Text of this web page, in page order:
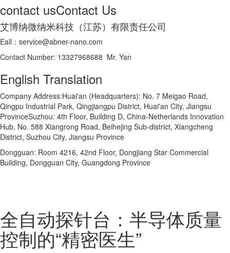
contact usContact Us
艾博纳微纳米科技（江苏）有限责任公司
Eall：service@abner-nano.com
Contact Number: 13327968688 Mr. Yan
English Translation
Company Address:Huai'an (Headquarters): No. 7 Meigao Road,
Qingpu Industrial Park, Qingjiangpu District, Huai'an City, Jiangsu
ProvinceSuzhou: 4th Floor, Building D, China-Netherlands Innovation
Hub, No. 588 Xiangrong Road, Beihejing Sub-district, Xiangcheng
District, Suzhou City, Jiangsu Province
Dongguan: Room 4216, 42nd Floor, Dongjiang Star Commercial
Building, Dongguan City, Guangdong Province
全自动探针台：半导体质量
控制的“精密医生”